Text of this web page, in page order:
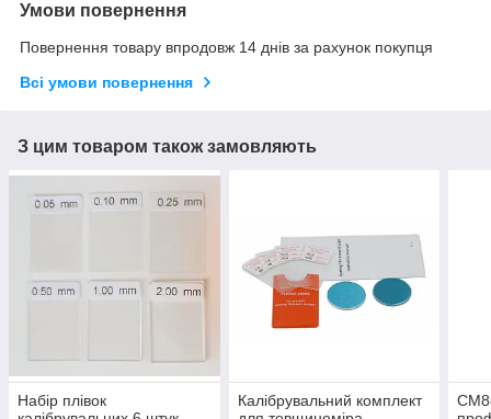
Умови повернення
Повернення товару впродовж 14 днів за рахунок покупця
Всі умови повернення
З цим товаром також замовляють
Набір плівок
Калібрувальний комплект